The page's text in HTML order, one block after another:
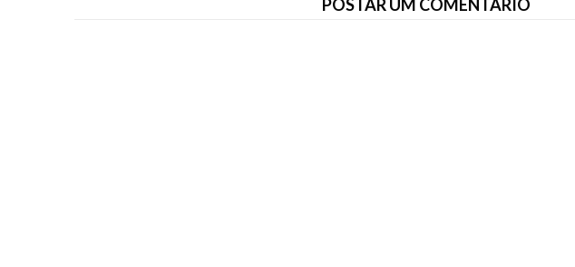
POSTAR UM COMENTÁRIO